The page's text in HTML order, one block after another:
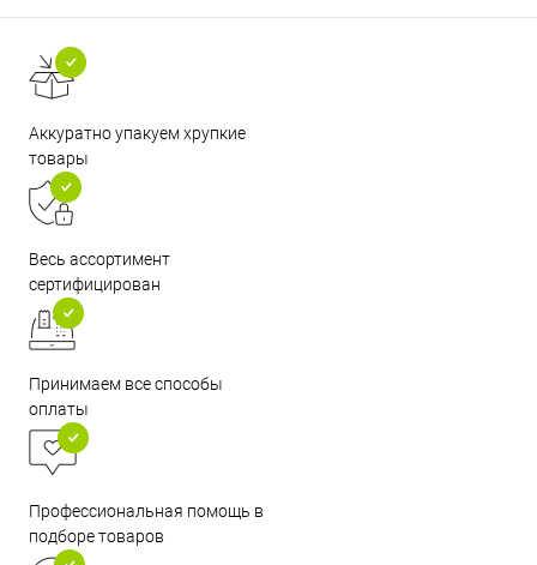
Аккуратно упакуем хрупкие
товары
Весь ассортимент
сертифицирован
Принимаем все способы
оплаты
Профессиональная помощь в
подборе товаров